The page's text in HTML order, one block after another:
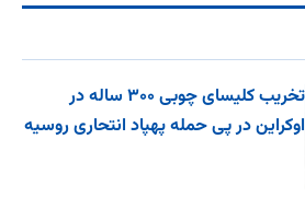
تخریب کلیسای چوبی ۳۰۰ ساله در
اوکراین در پی حمله پهپاد انتحاری روسیه